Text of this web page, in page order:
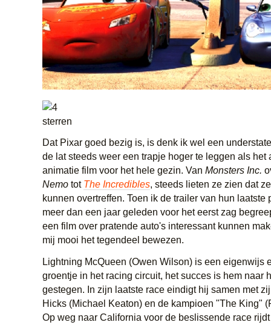
Dat Pixar goed bezig is, is denk ik wel een
de lat steeds weer een trapje hoger te leggen als het
animatie film voor het hele gezin. Van Monsters Inc.
Nemo tot The Incredibles, steeds lieten ze zien dat
kunnen overtreffen. Toen ik de trailer van hun laatste
meer dan een jaar geleden voor het eerst zag
een film over pratende auto's interessant kunnen
mij mooi het tegendeel bewezen.
Lightning McQueen (Owen Wilson) is een eigenwijs
groentje in het racing circuit, het succes is hem naar
gestegen. In zijn laatste race eindigt hij samen met
Hicks (Michael Keaton) en de kampioen "The King"
Op weg naar California voor de beslissende race